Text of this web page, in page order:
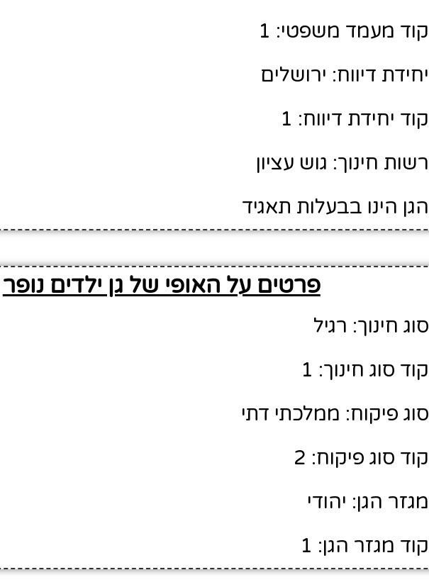
קוד מעמד משפטי: 1
יחידת דיווח: ירושלים
קוד יחידת דיווח: 1
רשות חינוך: גוש עציון
הגן הינו בבעלות תאגיד
פרטים על האופי של גן ילדים נופר
סוג חינוך: רגיל
קוד סוג חינוך: 1
סוג פיקוח: ממלכתי דתי
קוד סוג פיקוח: 2
מגזר הגן: יהודי
קוד מגזר הגן: 1